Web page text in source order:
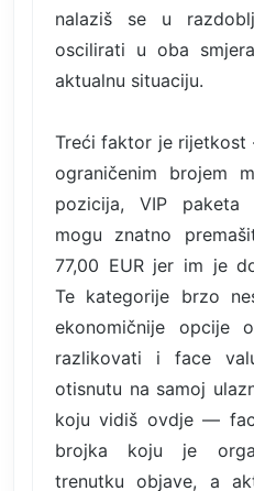
nalaziš se u
oscilirati u oba
aktualnu situaciju.
Treći faktor je
ograničenim brojem
pozicija, VIP
mogu znatno
77,00 EUR jer im je
Te kategorije brzo
ekonomičnije opcije
razlikovati i face
otisnutu na samoj
koju vidiš ovdje —
brojka koju je
trenutku objave, a